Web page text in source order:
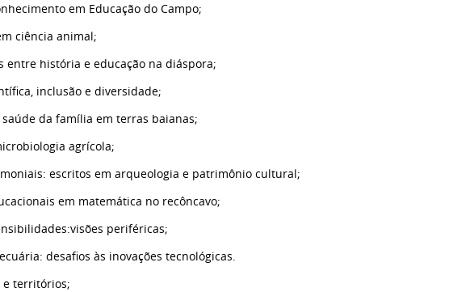
em Educação do Campo;
ciência animal;
entre história e educação na diáspora;
inclusão e diversidade;
da família em terras baianas;
agrícola;
escritos em arqueologia e patrimônio cultural;
em matemática no recôncavo;
periféricas;
desafios às inovações tecnológicas.
e territórios;